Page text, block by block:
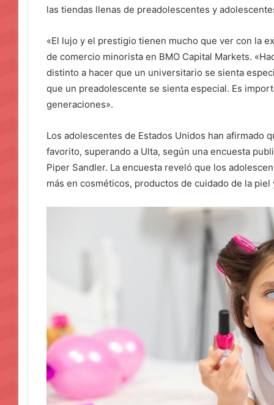
las tiendas llenas de preadolescentes y
«El lujo y el prestigio tienen mucho que ver con la
de comercio minorista en BMO Capital Markets.
distinto a hacer que un universitario se sienta
que un preadolescente se sienta especial. Es
generaciones».
Los adolescentes de Estados Unidos han afirmado
favorito, superando a Ulta, según una encuesta
Piper Sandler. La encuesta reveló que los
más en cosméticos, productos de cuidado de la